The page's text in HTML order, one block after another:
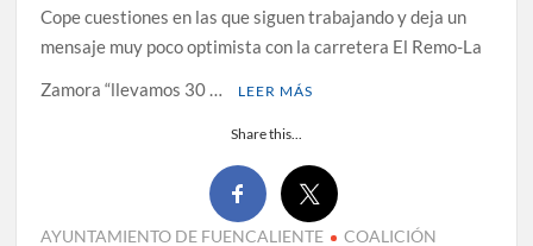
Cope cuestiones en las que siguen trabajando y deja un
mensaje muy poco optimista con la carretera El Remo-La
Zamora “llevamos 30 …
LEER MÁS
Share this...
AYUNTAMIENTO DE FUENCALIENTE COALICIÓN